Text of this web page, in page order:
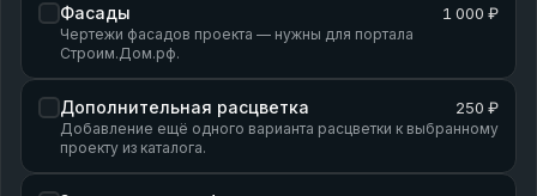
Фасады 1 000 ₽
Чертежи фасадов проекта — нужны для портала
Строим.Дом.рф.
Дополнительная расцветка 250 ₽
Добавление ещё одного варианта расцветки к выбранному
проекту из каталога.